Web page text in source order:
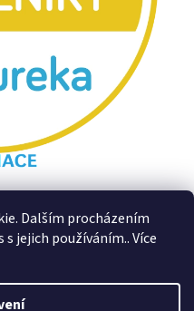
Dalším procházením
jejich používáním.. Více